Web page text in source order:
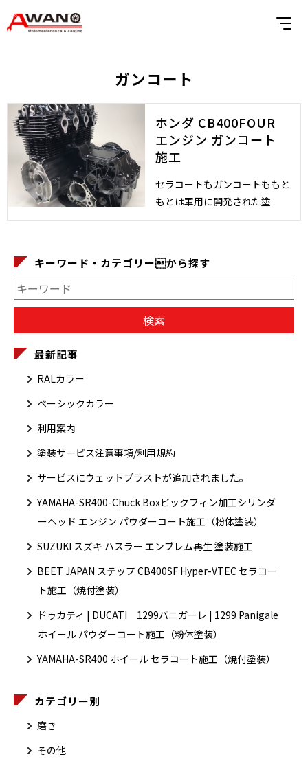
ガンコート
ホンダ CB400FOUR
エンジン ガンコート
施工
セラコートもガンコートももと
もとは軍用に開発された塗
キーワード・カテゴリーから探す
最新記事
RALカラー
ベーシックカラー
利用案内
塗装サービス注意事項/利用規約
サービスにウェットブラストが追加されました。
YAMAHA-SR400-Chuck Boxビックフィン加工シリンダ
ーヘッド エンジン パウダーコート施工（粉体塗装）
SUZUKI スズキ ハスラー エンブレム再生 塗装施工
BEET JAPAN ステップ CB400SF Hyper-VTEC セラコー
ト施工（焼付塗装）
ドゥカティ | DUCATI 1299パニガーレ | 1299 Panigale
ホイール パウダーコート施工（粉体塗装）
YAMAHA-SR400 ホイール セラコート施工（焼付塗装）
カテゴリー別
磨き
その他